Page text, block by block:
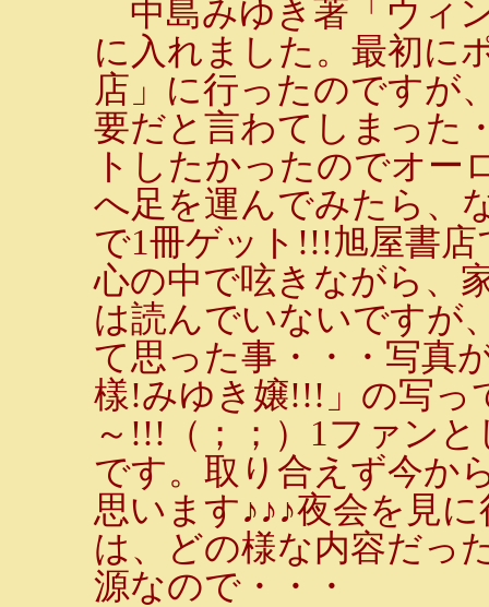
中島みゆき著「ウィ
に入れました。最初に
店」に行ったのですが
要だと言わてしまった
トしたかったのでオー
へ足を運んでみたら、
で1冊ゲット!!!旭屋書
心の中で呟きながら、
は読んでいないですが
て思った事・・・写真
樣!みゆき嬢!!!」の写っ
～!!!（；；）1ファン
です。取り合えず今か
思います♪♪♪夜会を見
は、どの様な内容だっ
源なので・・・